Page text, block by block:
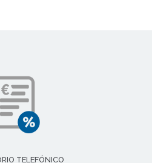
TELEFÓNICO